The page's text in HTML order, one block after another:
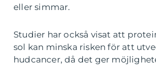
eller simmar.
Studier har också visat att
sol kan minska risken för att
hudcancer, då det ger